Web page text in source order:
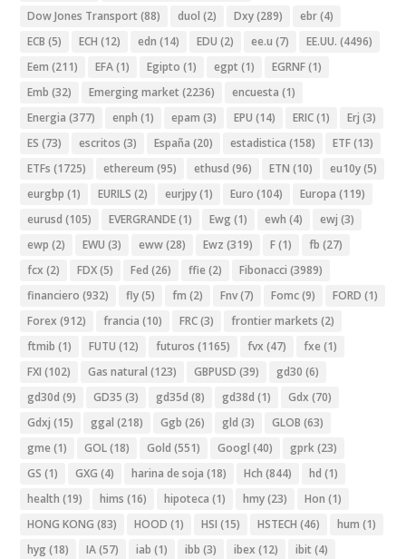
Dow Jones Transport (88) duol (2) Dxy(289) ebr(4)
ECB (5) ECH (12) edn (14) EDU (2) ee.u (7) EE.UU. (4496)
Eem (211) EFA(1) Egipto (1) egpt (1) EGRNF(1)
Emb (32) Emerging market (2236) encuesta (1)
Energia (377) enph (1) epam (3) EPU (14) ERIC(1) Erj (3)
ES (73) escritos (3) España (20) estadistica (158) ETF(13)
ETFs (1725) ethereum (95) ethusd (96) ETN (10) eu10y(5)
eurgbp (1) EURILS (2) eurjpy(1) Euro (104) Europa (119)
eurusd (105) EVERGRANDE(1) Ewg (1) ewh (4) ewj (3)
ewp (2) EWU (3) eww(28) Ewz (319) F(1) fb (27)
fcx (2) FDX(5) Fed (26) ffie (2) Fibonacci (3989)
financiero (932) fly(5) fm (2) Fnv(7) Fomc(9) FORD (1)
Forex (912) francia (10) FRC(3) frontier markets (2)
ftmib (1) FUTU (12) futuros (1165) fvx (47) fxe (1)
FXI (102) Gas natural (123) GBPUSD (39) gd30 (6)
gd30d (9) GD35 (3) gd35d (8) gd38d (1) Gdx (70)
Gdxj (15) ggal (218) Ggb (26) gld (3) GLOB (63)
gme (1) GOL(18) Gold (551) Googl (40) gprk(23)
GS (1) GXG (4) harina de soja (18) Hch (844) hd (1)
health (19) hims (16) hipoteca (1) hmy(23) Hon (1)
HONG KONG (83) HOOD (1) HSI (15) HSTECH (46) hum (1)
hyg (18) IA(57) iab (1) ibb (3) ibex (12) ibit (4)